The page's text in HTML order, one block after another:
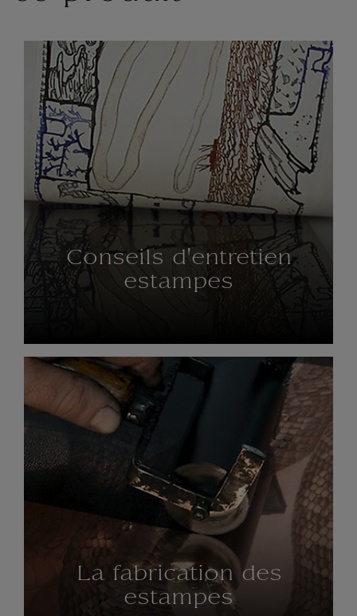
Conseils d'entretien
estampes
La fabrication des
estampes